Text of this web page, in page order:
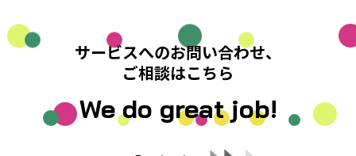
サービスへのお問い合わせ、
ご相談はこちら
We do great job!